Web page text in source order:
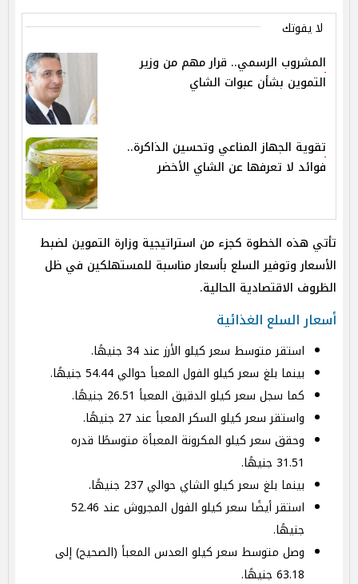
لا يفوتك
المشروب الرسمي.. قرار مهم من وزير
التموين بشأن عبوات الشاي
تقوية الجهاز المناعي وتحسين الذاكرة..
فوائد لا تعرفها عن الشاي الأخضر
تأتي هذه الخطوة كجزء من استراتيجية وزارة التموين لضبط
الأسعار وتوفير السلع بأسعار مناسبة للمستهلكين في ظل
الظروف الاقتصادية الحالية.
أسعار السلع الغذائية
استقر متوسط سعر كيلو الأرز عند 34 جنيهًا.
بينما بلغ سعر كيلو الفول المعبأ حوالي 54.44 جنيهًا.
كما سجل سعر كيلو الدقيق المعبأ 26.51 جنيهًا.
واستقر سعر كيلو السكر المعبأ عند 27 جنيهًا.
وحقق سعر كيلو المكرونة المعبأة متوسطًا قدره
31.51 جنيهًا.
بينما بلغ سعر كيلو الشاي حوالي 237 جنيهًا.
استقر أيضًا سعر كيلو الفول المجروش عند 52.46
جنيهًا.
وصل متوسط سعر كيلو العدس المعبأ (الصحيح) إلى
63.18 جنيهًا.